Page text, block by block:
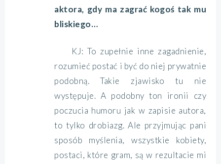
aktora, gdy ma zagrać kogoś tak mu
bliskiego…
KJ: To zupełnie inne zagadnienie,
rozumieć postać i być do niej prywatnie
podobną. Takie zjawisko tu nie
występuje. A podobny ton ironii czy
poczucia humoru jak w zapisie autora,
to tylko drobiazg. Ale przyjmując pani
sposób myślenia, wszystkie kobiety,
postaci, które gram, są w rezultacie mi